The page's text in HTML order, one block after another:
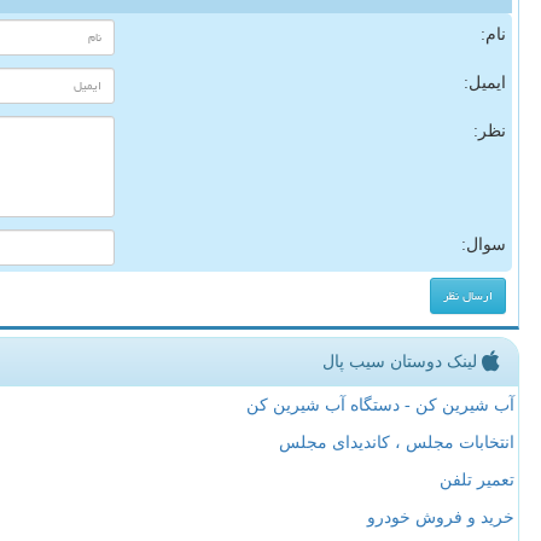
نام:
ایمیل:
نظر:
سوال:
لینک دوستان سیب پال
آب شیرین کن - دستگاه آب شیرین کن
انتخابات مجلس ، کاندیدای مجلس
تعمیر تلفن
خرید و فروش خودرو